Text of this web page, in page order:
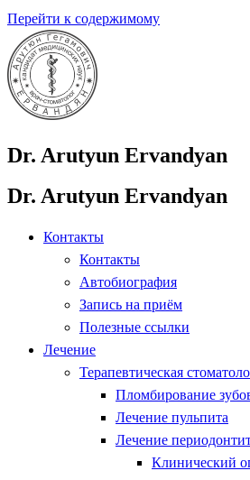
Перейти к содержимому
Dr. Arutyun Ervandyan
Dr. Arutyun Ervandyan
Контакты
Контакты
Автобиография
Запись на приём
Полезные ссылки
Лечение
Терапевтическая
Пломбирование
Лечение пульпита
Лечение
Клинический